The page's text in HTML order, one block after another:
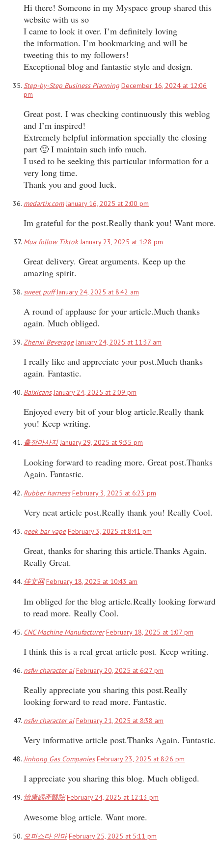
Hi there! Someone in my Myspace group shared this
website with us so
I came to look it over. I’m definitely loving
the information. I’m bookmarking and will be
tweeting this to my followers!
Exceptional blog and fantastic style and design.
Step-by-Step Business Planning December 16, 2024 at 12:06
pm
Great post. I was checking continuously this weblog
and I’m inspired!
Extremely helpful information specially the closing
part 🙂 I maintain such info much.
I used to be seeking this particular information for a
very long time.
Thank you and good luck.
medartix.com January 16, 2025 at 2:00 pm
Im grateful for the post.Really thank you! Want more.
Mua follow Tiktok January 23, 2025 at 1:28 pm
Great delivery. Great arguments. Keep up the
amazing spirit.
sweet puff January 24, 2025 at 8:42 am
A round of applause for your article.Much thanks
again. Much obliged.
Zhenxi Beverage January 24, 2025 at 11:37 am
I really like and appreciate your post.Much thanks
again. Fantastic.
Baixicans January 24, 2025 at 2:09 pm
Enjoyed every bit of your blog article.Really thank
you! Keep writing.
출장마사지 January 29, 2025 at 9:35 pm
Looking forward to reading more. Great post.Thanks
Again. Fantastic.
Rubber harness February 3, 2025 at 6:23 pm
Very neat article post.Really thank you! Really Cool.
geek bar vape February 3, 2025 at 8:41 pm
Great, thanks for sharing this article.Thanks Again.
Really Great.
佳文网 February 18, 2025 at 10:43 am
Im obliged for the blog article.Really looking forward
to read more. Really Cool.
CNC Machine Manufacturer February 18, 2025 at 1:07 pm
I think this is a real great article post. Keep writing.
nsfw character ai February 20, 2025 at 6:27 pm
Really appreciate you sharing this post.Really
looking forward to read more. Fantastic.
nsfw character ai February 21, 2025 at 8:38 am
Very informative article post.Thanks Again. Fantastic.
Jinhong Gas Companies February 23, 2025 at 8:26 pm
I appreciate you sharing this blog. Much obliged.
怡康婦產醫院 February 24, 2025 at 12:13 pm
Awesome blog article. Want more.
오피스타 안마 February 25, 2025 at 5:11 pm